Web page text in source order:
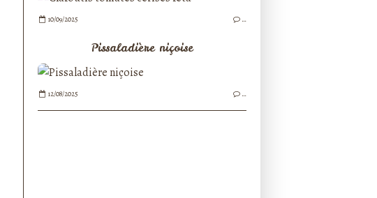
10/09/2025 …
Pissaladière niçoise
12/08/2025 …